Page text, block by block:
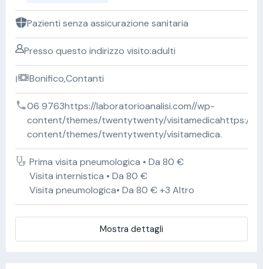
Pazienti senza assicurazione sanitaria
Presso questo indirizzo visito:adulti
Bonifico,Contanti
06 9763https://laboratorioanalisi.com//wp-
content/themes/twentytwenty/visitamedicahttps://
content/themes/twentytwenty/visitamedica.
Prima visita pneumologica • Da 80 €
Visita internistica • Da 80 €
Visita pneumologica• Da 80 € +3 Altro
Mostra dettagli